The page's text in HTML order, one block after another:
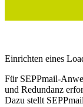
Einrichten eines
Für SEPPmail-
und Redundanz
Dazu stellt